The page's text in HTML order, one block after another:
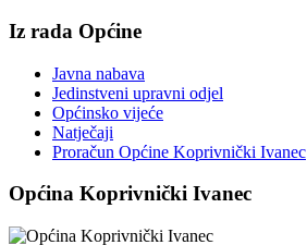
Iz rada Općine
Javna nabava
Jedinstveni upravni odjel
Općinsko vijeće
Natječaji
Proračun Općine Koprivnički Ivanec
Općina Koprivnički Ivanec